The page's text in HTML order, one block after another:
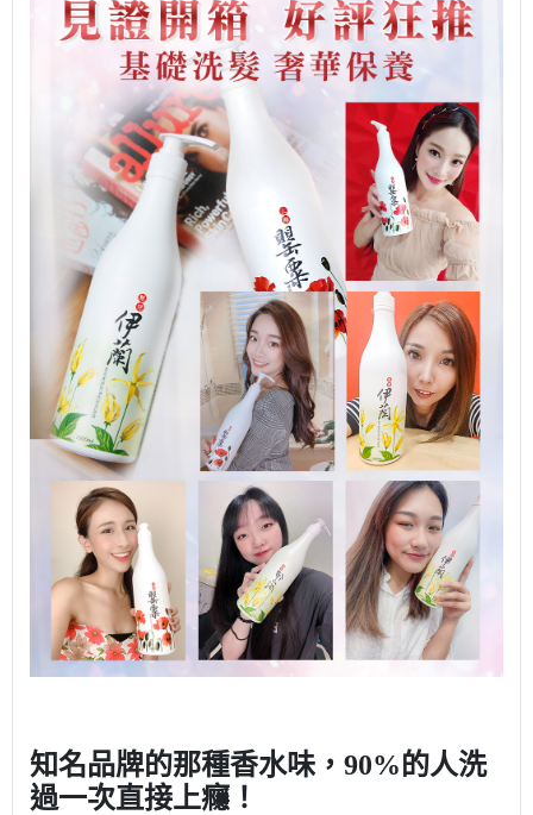
知名品牌的那種香水味，90%的人洗
過一次直接上癮！